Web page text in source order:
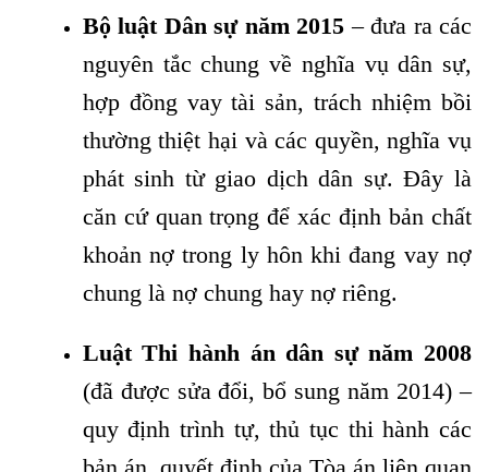
Bộ luật Dân sự năm 2015 – đưa ra các
nguyên tắc chung về nghĩa vụ dân sự,
hợp đồng vay tài sản, trách nhiệm bồi
thường thiệt hại và các quyền, nghĩa vụ
phát sinh từ giao dịch dân sự. Đây là
căn cứ quan trọng để xác định bản chất
khoản nợ trong ly hôn khi đang vay nợ
chung là nợ chung hay nợ riêng.
Luật Thi hành án dân sự năm 2008
(đã được sửa đổi, bổ sung năm 2014) –
quy định trình tự, thủ tục thi hành các